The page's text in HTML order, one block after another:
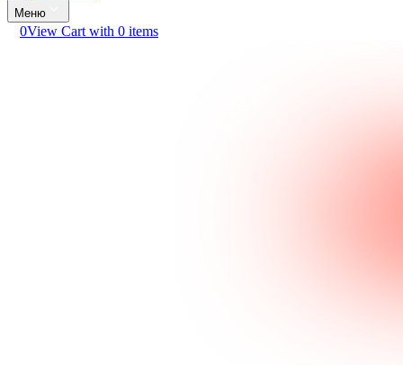
Меню
0View Cart with 0 items